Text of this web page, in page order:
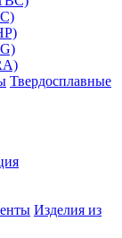
Твердосплавные
Изделия из